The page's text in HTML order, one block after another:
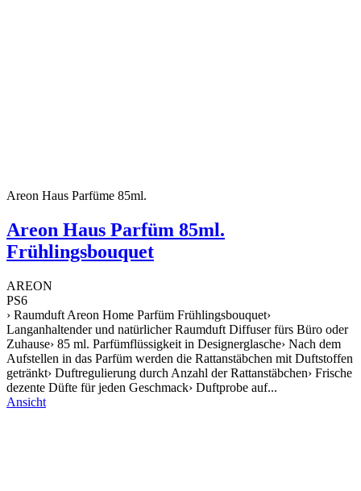
Areon Haus Parfüme 85ml.
Areon Haus Parfüm 85ml.
Frühlingsbouquet
AREON
PS6
› Raumduft Areon Home Parfüm Frühlingsbouquet›
Langanhaltender und natürlicher Raumduft Diffuser fürs Büro oder
Zuhause› 85 ml. Parfümflüssigkeit in Designerglasche› Nach dem
Aufstellen in das Parfüm werden die Rattanstäbchen mit Duftstoffen
getränkt› Duftregulierung durch Anzahl der Rattanstäbchen› Frische
dezente Düfte für jeden Geschmack› Duftprobe auf...
Ansicht